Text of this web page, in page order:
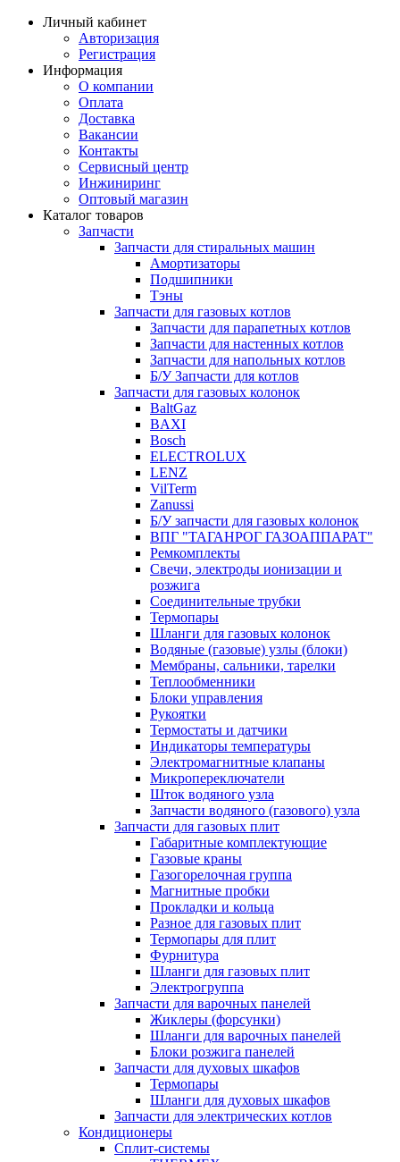
Личный кабинет
Авторизация
Регистрация
Информация
О компании
Оплата
Доставка
Вакансии
Контакты
Сервисный центр
Инжиниринг
Оптовый магазин
Каталог товаров
Запчасти
Запчасти для стиральных машин
Амортизаторы
Подшипники
Тэны
Запчасти для газовых котлов
Запчасти для парапетных котлов
Запчасти для настенных котлов
Запчасти для напольных котлов
Б/У Запчасти для котлов
Запчасти для газовых колонок
BaltGaz
BAXI
Bosch
ELECTROLUX
LENZ
VilTerm
Zanussi
Б/У запчасти для газовых колонок
ВПГ "ТАГАНРОГ ГАЗОАППАРАТ"
Ремкомплекты
Свечи, электроды ионизации и
розжига
Соединительные трубки
Термопары
Шланги для газовых колонок
Водяные (газовые) узлы (блоки)
Мембраны, сальники, тарелки
Теплообменники
Блоки управления
Рукоятки
Термостаты и датчики
Индикаторы температуры
Электромагнитные клапаны
Микропереключатели
Шток водяного узла
Запчасти водяного (газового) узла
Запчасти для газовых плит
Габаритные комплектующие
Газовые краны
Газогорелочная группа
Магнитные пробки
Прокладки и кольца
Разное для газовых плит
Термопары для плит
Фурнитура
Шланги для газовых плит
Электрогруппа
Запчасти для варочных панелей
Жиклеры (форсунки)
Шланги для варочных панелей
Блоки розжига панелей
Запчасти для духовых шкафов
Термопары
Шланги для духовых шкафов
Запчасти для электрических котлов
Кондиционеры
Сплит-системы